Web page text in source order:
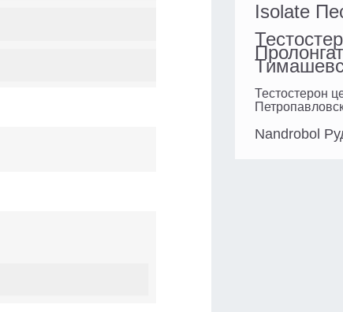
Isolate
Тестостерон
Nandrobol